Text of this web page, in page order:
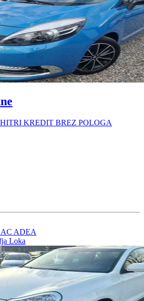
KREDIT BREZ POLOGA
ADEA
Loka